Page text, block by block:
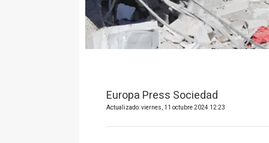
Europa Press Sociedad
Actualizado: viernes, 11 octubre 2024 12:23